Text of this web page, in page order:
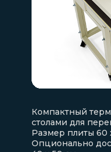
Компактный
столами для
Размер плиты 60
Опционально